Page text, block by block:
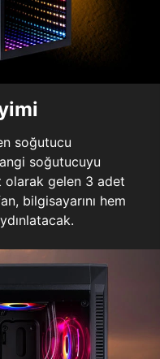
soğutucu
soğutucuyu
olarak gelen 3 adet
bilgisayarını hem